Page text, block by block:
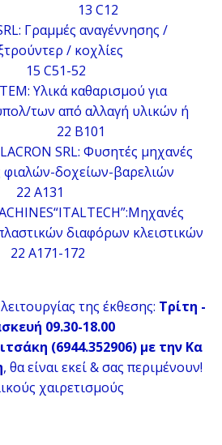
13 C12
Γραμμές αναγέννησης /
εξτρούντερ / κοχλίες
52
Υλικά καθαρισμού για
των από αλλαγή υλικών ή
22 B101
SRL: Φυσητές μηχανές
φιαλών-δοχείων-βαρελιών
διαφόρων κλειστικών
A171-172
της έκθεσης: Τρίτη -
09.30-18.00
(6944.352906) με την Κα
, θα είναι εκεί & σας περιμένουν!
χαιρετισμούς